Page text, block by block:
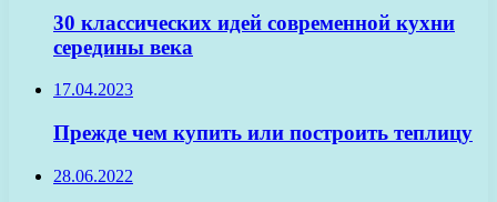
30 классических идей современной кухни
середины века
17.04.2023
Прежде чем купить или построить теплицу
28.06.2022